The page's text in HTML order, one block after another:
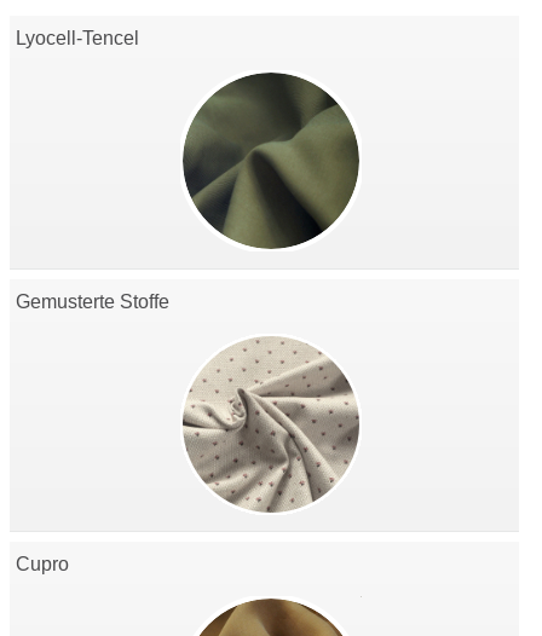
Lyocell-Tencel
Gemusterte Stoffe
Cupro